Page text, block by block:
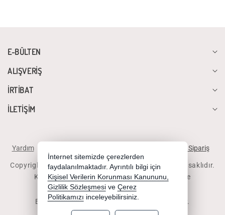
E-BÜLTEN
ALIŞVERİŞ
İRTİBAT
İLETİŞİM
Yardım Telefonla Sipariş
Copyright 2026 diyalogbilgisayar.com - Tüm hakları saklıdır.
Kredi kartı bilgileriniz 256bit SSL sertifikası ile
korunmaktadır.
Bu site AKINSOFT E-Ticaret ile hazırlanmıştır.
İnternet sitemizde çerezlerden
faydalanılmaktadır. Ayrıntılı bilgi için
Kişisel Verilerin Korunması Kanununu,
Gizlilik Sözleşmesi ve Çerez
Politikamızı inceleyebilirsiniz.